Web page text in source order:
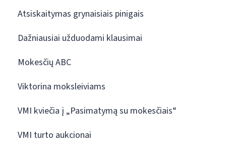
Atsiskaitymas grynaisiais pinigais
Dažniausiai užduodami klausimai
Mokesčių ABC
Viktorina moksleiviams
VMI kviečia į „Pasimatymą su mokesčiais“
VMI turto aukcionai